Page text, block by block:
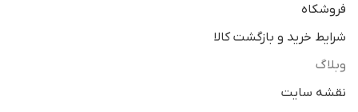
فروشکاه
شرایط خرید و بازگشت کالا
وبلاگ
نقشه سایت